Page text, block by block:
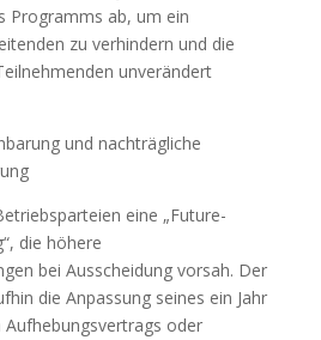
Programms ab, um ein
zu verhindern und die
unverändert
und nachträgliche
eine „Future-
die höhere
bei Ausscheidung vorsah. Der
die Anpassung seines ein Jahr
oder